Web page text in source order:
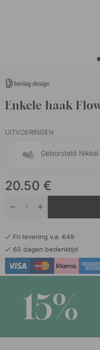
Enkele haak
UITVOERINGEN
Geborsteld Nikkel
Gebronsd Messing
Mat Zwart
20.50 €
Fri levering v.a. €49
60 dagen bedenktijd
15%